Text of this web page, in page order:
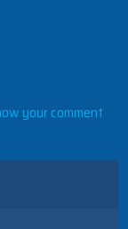
your comment